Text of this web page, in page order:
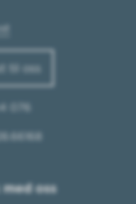
til oss
076
oss